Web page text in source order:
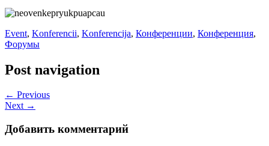
Event, Konferencii, Konferencija, Конференции, Конференция,
Форумы
Post navigation
← Previous
Next →
Добавить комментарий